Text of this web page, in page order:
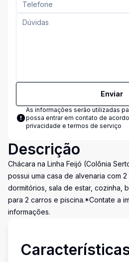
Enviar
As informações serão utilizadas
possa entrar em contato de
privacidade e termos de serviço
Descrição
Chácara na Linha Feijó (Colônia
possui uma casa de alvenaria com
dormitórios, sala de estar, cozinha,
para 2 carros e piscina.*Contate a
informações.